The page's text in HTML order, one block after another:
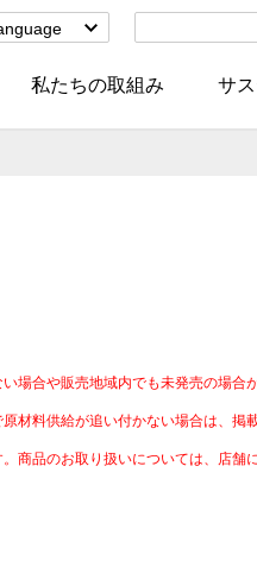
私たちの取組み サ
場合や販売地域内でも未発売の場合
材料供給が追い付かない場合は、掲
商品のお取り扱いについては、店舗